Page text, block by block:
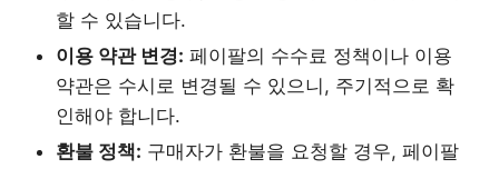
할 수 있습니다.
이용 약관 변경: 페이팔의 수수료 정책이나 이용
약관은 수시로 변경될 수 있으니, 주기적으로 확
인해야 합니다.
환불 정책: 구매자가 환불을 요청할 경우, 페이팔